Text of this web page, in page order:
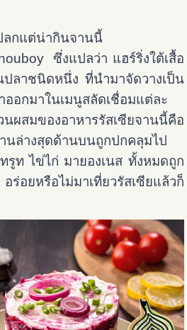
ลกแต่น่ากินจานนี้
ซึ่งแปลว่า แฮร์ริ่งใต้เสื้อ
ลาชนิดหนึ่ง ที่นำมาจัดวางเป็น
อกมาในเมนูสลัดเชื่อมแต่ละ
ผสมของอาหารรัสเซียจานนี้คือ
นล่างสุดด้านบนถูกปกคลุมไป
ท ไข่ไก่ มายองเนส ทั้งหมดถูก
ร่อยหรือไม่มาเที่ยวรัสเซียแล้วก็